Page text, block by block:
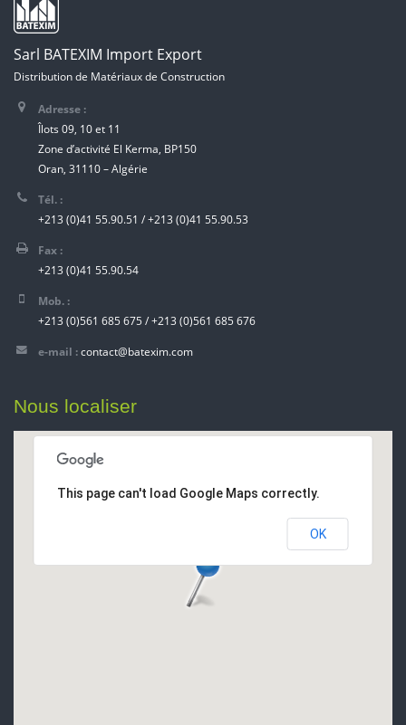
Sarl BATEXIM Import Export
Distribution de Matériaux de Construction
Adresse :
Îlots 09, 10 et 11
Zone d’activité El Kerma, BP150
Oran, 31110 – Algérie
Tél. :
+213 (0)41 55.90.51 / +213 (0)41 55.90.53
Fax :
+213 (0)41 55.90.54
Mob. :
+213 (0)561 685 675 / +213 (0)561 685 676
e-mail :contact@batexim.com
Nous localiser
This page can't load Google Maps correctly.
OK